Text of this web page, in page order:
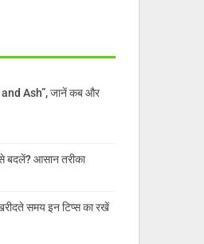
Ash”, जानें कब और
बदलें? आसान तरीका
समय इन टिप्स का रखें